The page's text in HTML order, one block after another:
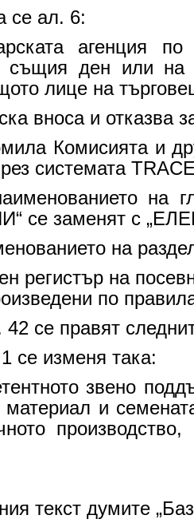
се ал. 6:
агенция
същия ден или на
лице на
вноса и отказва
Комисията и
системата
на
се заменят с
на
регистър на
по
42 се правят
се изменя така:
звено
материал и
текст думите